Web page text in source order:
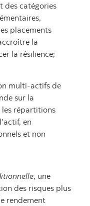
des catégories
placements
la
la résilience;
multi-actifs de
sur la
répartitions
en
et non
, une
des risques plus
rendement